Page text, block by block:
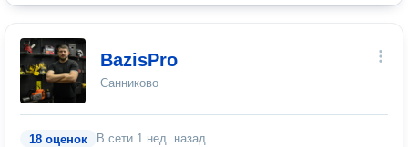
BazisPro
Санниково
18 оценок В сети 1 нед. назад